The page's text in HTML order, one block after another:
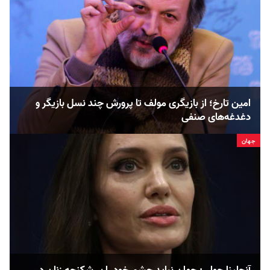
امین تارخ؛ از بازیگری مولف تا پرورش چند نسل بازیگر و
دغدغه‌های صنفی
جهان